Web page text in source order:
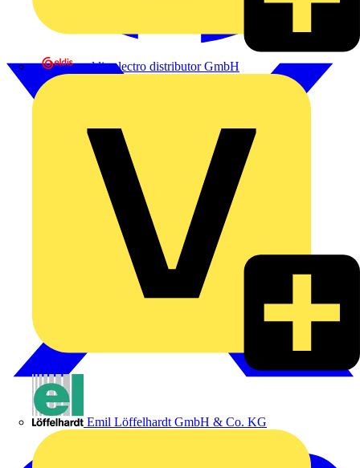
eldis electro distributor GmbH
Emil Löffelhardt GmbH & Co. KG